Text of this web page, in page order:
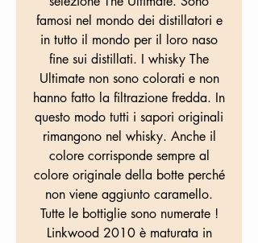
famosi nel mondo dei distillatori e
in tutto il mondo per il loro naso
fine sui distillati. I whisky The
Ultimate non sono colorati e non
hanno fatto la filtrazione fredda. In
questo modo tutti i sapori originali
rimangono nel whisky. Anche il
colore corrisponde sempre al
colore originale della botte perché
non viene aggiunto caramello.
Tutte le bottiglie sono numerate !
Linkwood 2010 è maturata in